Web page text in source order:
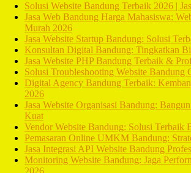
Solusi Website Bandung Terbaik 2026 |
Jasa Web Bandung Harga Mahasiswa:
Murah 2026
Jasa Website Startup Bandung: Solusi
Konsultan Digital Bandung: Tingkatkan
Jasa Website PHP Bandung Terbaik &
Solusi Troubleshooting Website Bandung
Digital Agency Bandung Terbaik:
2026
Jasa Website Organisasi Bandung:
Kuat
Vendor Website Bandung: Solusi Terbaik
Pemasaran Online UMKM Bandung:
Jasa Integrasi API Website Bandung
Monitoring Website Bandung: Jaga